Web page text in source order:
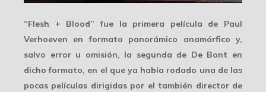
“Flesh + Blood” fue la primera película de Paul
Verhoeven en formato panorámico anamórfico y,
salvo error u omisión, la segunda de De Bont en
dicho formato, en el que ya había rodado una de las
pocas películas dirigidas por el también director de